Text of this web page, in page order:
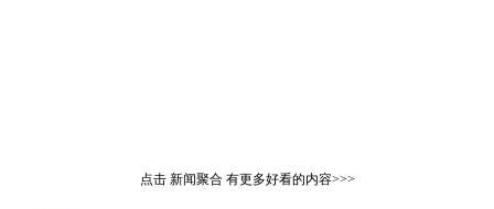
点击 新闻聚合有更多好看的内容>>>